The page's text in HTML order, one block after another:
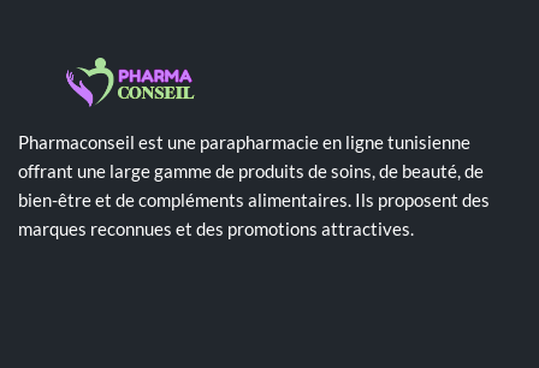
Pharmaconseil est une parapharmacie en ligne tunisienne
offrant une large gamme de produits de soins, de beauté, de
bien-être et de compléments alimentaires. Ils proposent des
marques reconnues et des promotions attractives.